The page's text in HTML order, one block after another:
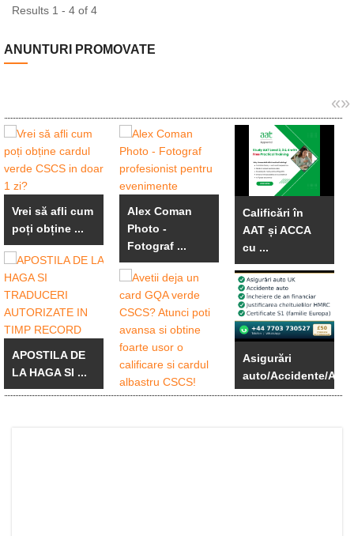
Results 1 - 4 of 4
ANUNTURI PROMOVATE
«»
Vrei să afli cum
poți obține ...
APOSTILA DE
LA HAGA SI ...
Alex Coman
Photo -
Fotograf ...
Calificări în
AAT și ACCA
cu ...
Asigurări
auto/Accidente/An
...